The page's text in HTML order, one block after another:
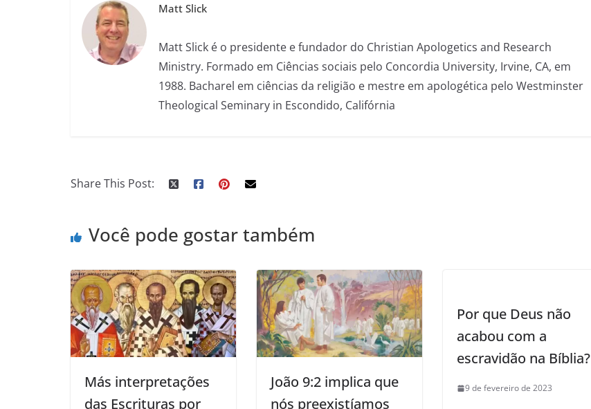
Matt Slick
Matt Slick é o presidente e fundador do Christian Apologetics and Research
Ministry. Formado em Ciências sociais pelo Concordia University, Irvine, CA, em
1988. Bacharel em ciências da religião e mestre em apologética pelo Westminster
Theological Seminary in Escondido, Califórnia
Share This Post:
Você pode gostar também
Más interpretações
das Escrituras por
João 9:2 implica que
nós preexistíamos
Por que Deus não
acabou com a
escravidão na Bíblia?
9 de fevereiro de 2023